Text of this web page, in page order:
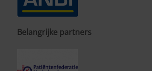
Belangrijke partners